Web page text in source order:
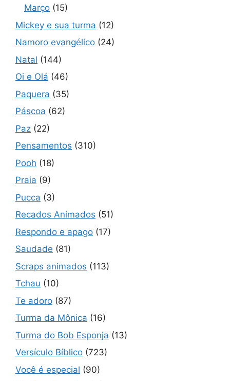
Março (15)
Mickey e sua turma (12)
Namoro evangélico (24)
Natal (144)
Oi e Olá (46)
Paquera (35)
Páscoa (62)
Paz (22)
Pensamentos (310)
Pooh (18)
Praia (9)
Pucca (3)
Recados Animados (51)
Respondo e apago (17)
Saudade (81)
Scraps animados (113)
Tchau (10)
Te adoro (87)
Turma da Mônica (16)
Turma do Bob Esponja (13)
Versículo Bíblico (723)
Você é especial (90)